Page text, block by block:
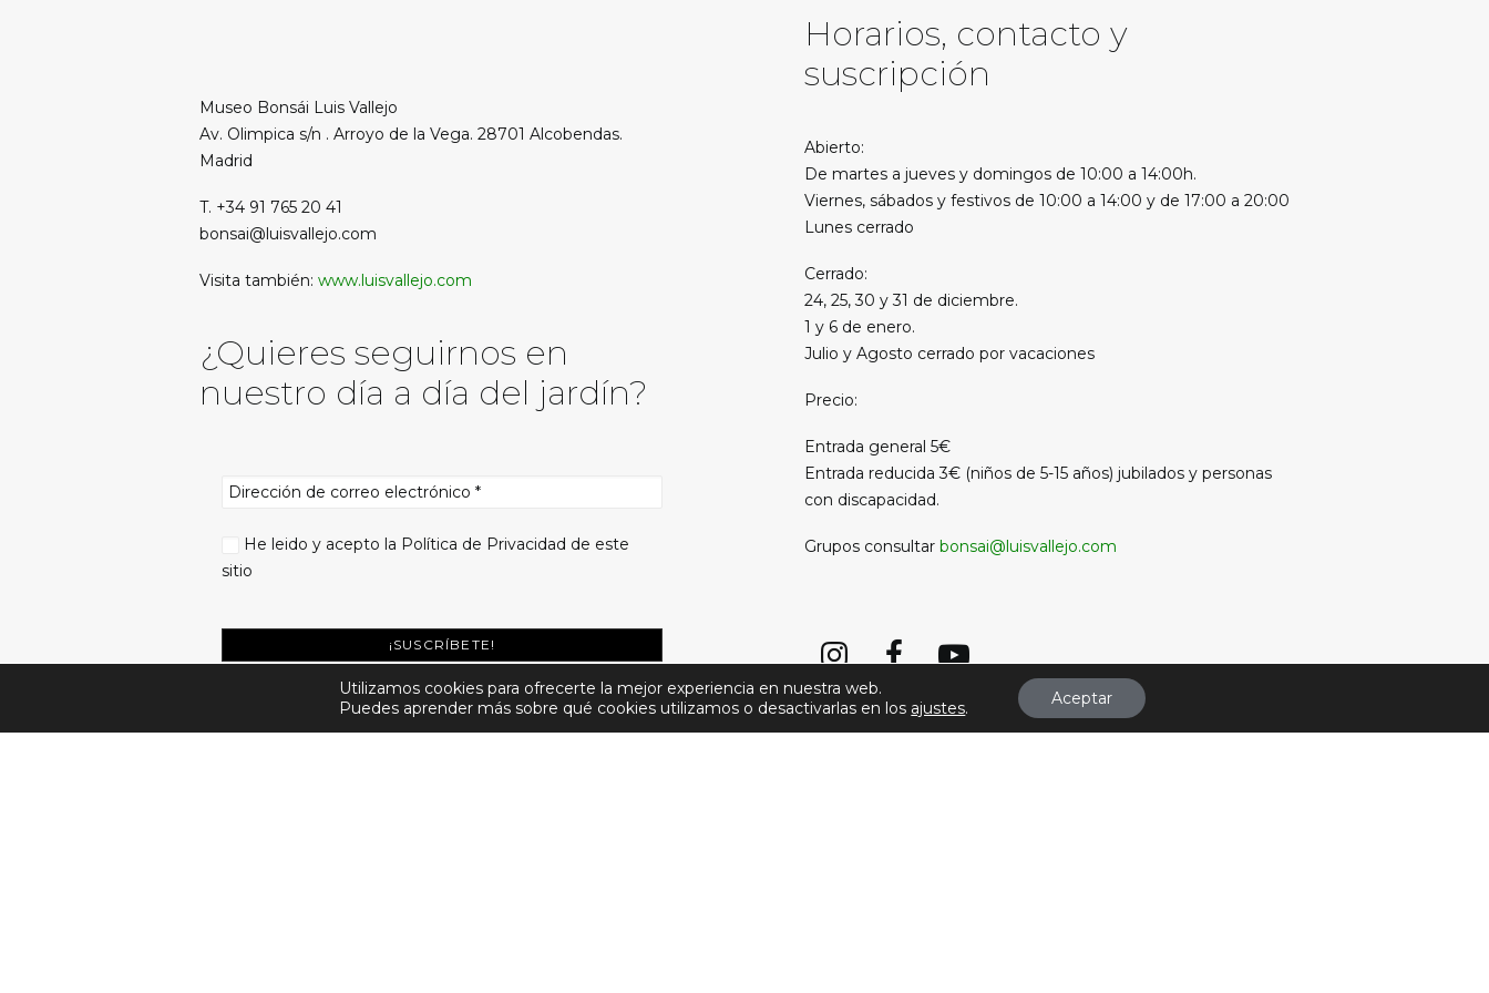
Museo Bonsái Luis Vallejo
Av. Olimpica s/n . Arroyo de la Vega. 28701 Alcobendas.
Madrid
T. +34 91 765 20 41
bonsai@luisvallejo.com
Visita también: www.luisvallejo.com
¿Quieres seguirnos en
nuestro día a día del jardín?
He leido y acepto la Política de Privacidad de este
sitio
Horarios, contacto y
suscripción
Abierto:
De martes a jueves y domingos de 10:00 a 14:00h.
Viernes, sábados y festivos de 10:00 a 14:00 y de 17:00 a 20:00
Lunes cerrado
Cerrado:
24, 25, 30 y 31 de diciembre.
1 y 6 de enero.
Julio y Agosto cerrado por vacaciones
Precio:
Entrada general 5€
Entrada reducida 3€ (niños de 5-15 años) jubilados y personas
con discapacidad.
Grupos consultar bonsai@luisvallejo.com
Utilizamos cookies para ofrecerte la mejor experiencia en nuestra web.
Puedes aprender más sobre qué cookies utilizamos o desactivarlas en los ajustes. Aceptar